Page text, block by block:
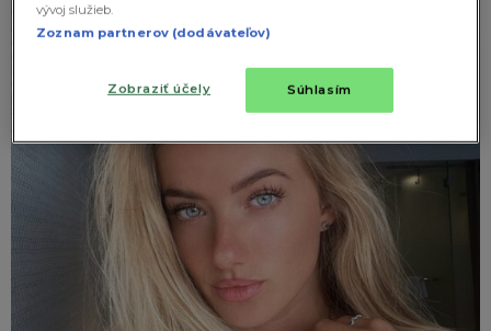
vývoj služieb.
Zoznam partnerov (dodávateľov)
Súhlasím
Zobraziť účely